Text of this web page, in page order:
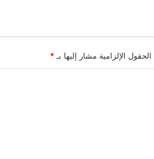
الحقول الإلزامية مشار إليها بـ *